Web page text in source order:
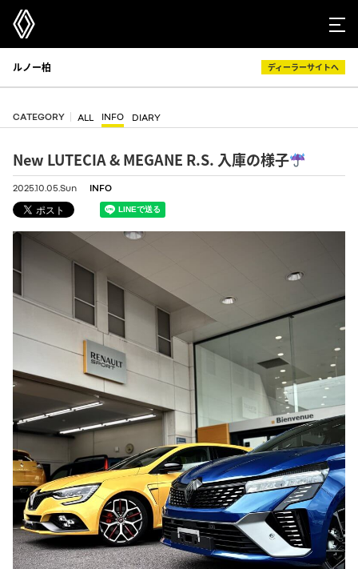
ルノー柏 ディーラーサイトへ
CATEGORY ALL INFO DIARY
New LUTECIA & MEGANE R.S. 入庫の様子
2025.10.05.Sun INFO